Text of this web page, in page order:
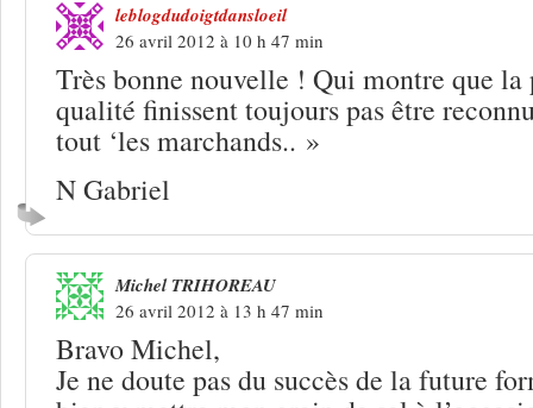
leblogdudoigtdansloeil
26 avril 2012 à 10 h 47 min
Très bonne nouvelle ! Qui montre que la
qualité finissent toujours pas être
tout ‘les marchands.. »
N Gabriel
Michel TRIHOREAU
26 avril 2012 à 13 h 47 min
Bravo Michel,
Je ne doute pas du succès de la future